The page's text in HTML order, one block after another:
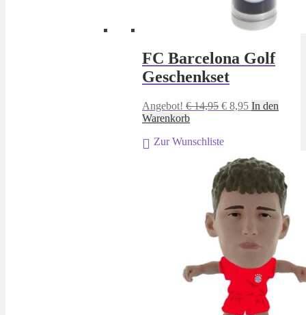
FC Barcelona Golf
Geschenkset
Angebot! €14,95 Ursprünglicher
€ 14,95
€ 8,95Aktueller
In den
Warenkorb
Zur Wunschliste